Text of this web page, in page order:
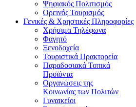
Ψηφιακός Πολιτισμός
Ορεινός Τουρισμός
Γενικές & Χρηστικές Πληροφορίες
Χρήσιμα Τηλέφωνα
Φαγητό
Ξενοδοχεία
Τουριστικά Πρακτορεία
Παραδοσιακά Τοπικά
Προϊόντα
Οργανώσεις της
Κοινωνίας των Πολιτών
Γυναικείοι